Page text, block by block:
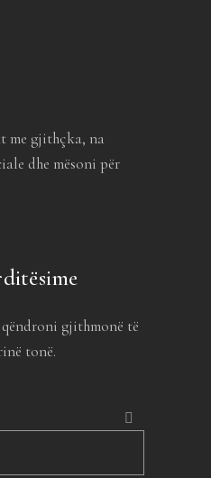
me gjithçka, na
dhe mësoni për
gjithmonë të
tonë.